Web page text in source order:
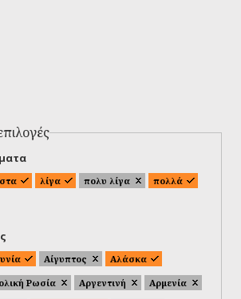
λίγα πολυ λίγα
πολλά
Αίγυπτος
Αλάσκα
Ρωσία Αργεντινή
Αρμενία